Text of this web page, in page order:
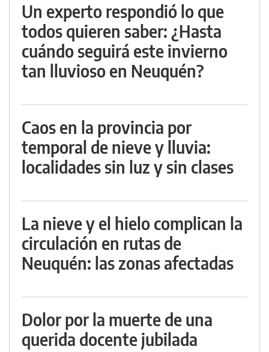
Un experto respondió lo que
todos quieren saber: ¿Hasta
cuándo seguirá este invierno
tan lluvioso en Neuquén?
Caos en la provincia por
temporal de nieve y lluvia:
localidades sin luz y sin clases
La nieve y el hielo complican la
circulación en rutas de
Neuquén: las zonas afectadas
Dolor por la muerte de una
querida docente jubilada